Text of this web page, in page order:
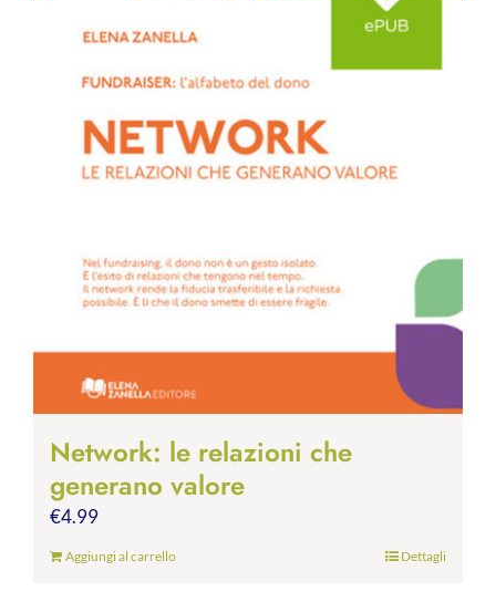
Network: le relazioni che
generano valore
€4.99
Aggiungi al carrello Dettagli